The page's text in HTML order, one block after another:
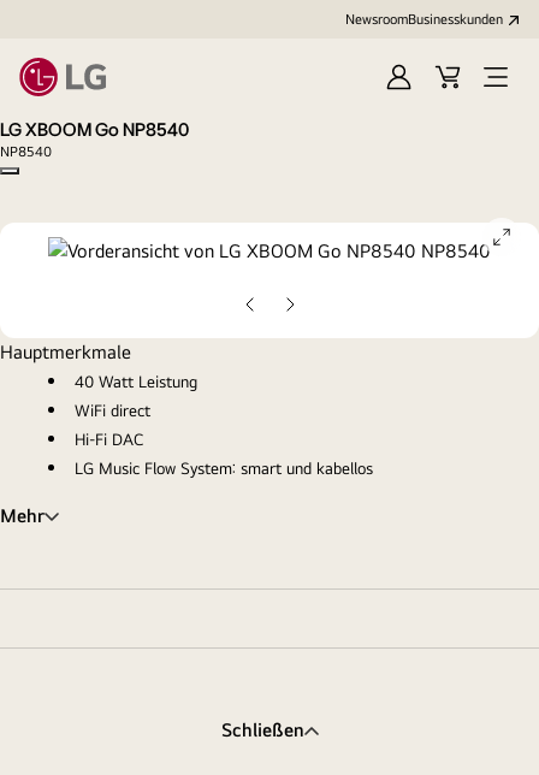
NewsroomBusinesskunden
AnmeldenWarenkorb
Menü
LG XBOOM Go NP8540
NP8540
Copy model name
Vorherige
Folie
Nächste
Folie
Hauptmerkmale
40 Watt Leistung
WiFi direct
Hi-Fi DAC
LG Music Flow System: smart und kabellos
Mehr
Schließen